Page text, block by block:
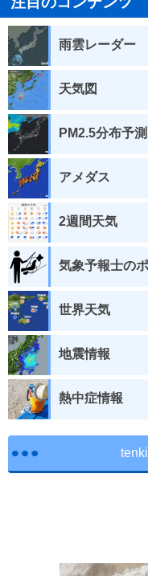
雨雲レーダー
天気図
PM2.5分布予測
アメダス
2週間天気
気象予報士の
世界天気
地震情報
熱中症情報